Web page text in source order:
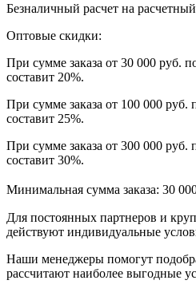
Безналичный расчет на
Оптовые скидки:
При сумме заказа от 30 000 руб.
составит 20%.
При сумме заказа от 100 000 руб.
составит 25%.
При сумме заказа от 300 000 руб.
составит 30%.
Минимальная сумма заказа: 30
Для постоянных партнеров и
действуют индивидуальные
Наши менеджеры помогут
рассчитают наиболее выгодные